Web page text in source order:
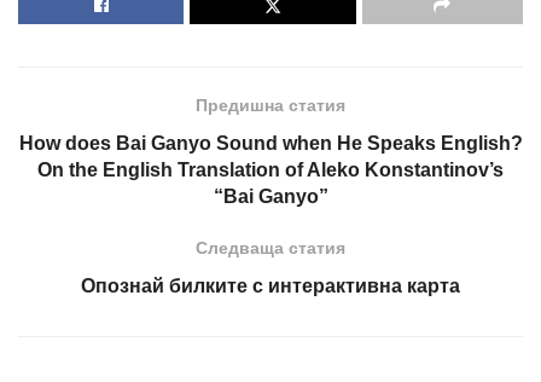
Предишна статия
How does Bai Ganyo Sound when He Speaks English?
On the English Translation of Aleko Konstantinov’s
“Bai Ganyo”
Следваща статия
Опознай билките с интерактивна карта